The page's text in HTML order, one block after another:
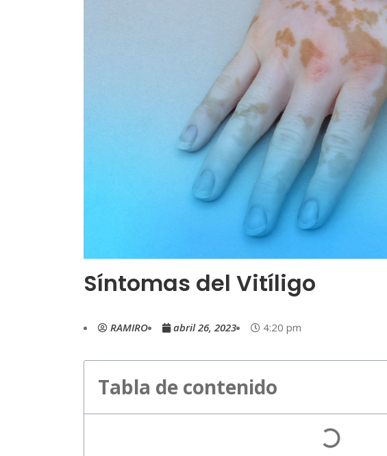
Síntomas del Vitíligo
RAMIRO abril 26, 2023 4:20 pm
Tabla de contenido